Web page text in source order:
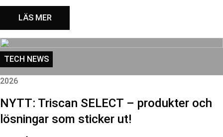
LÄS MER
TECH NEWS
2026
NYTT: Triscan SELECT – produkter och
lösningar som sticker ut!